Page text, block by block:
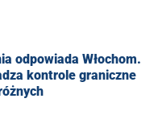
odpowiada Włochom.
kontrole graniczne